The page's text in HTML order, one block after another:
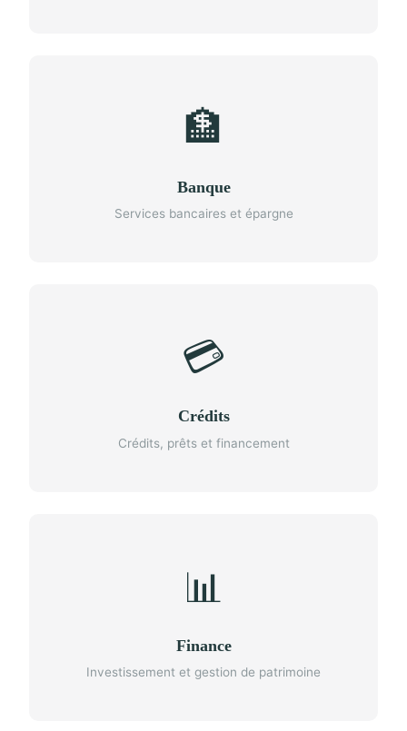
🏦
Banque
Services bancaires et épargne
💳
Crédits
Crédits, prêts et financement
📊
Finance
Investissement et gestion de patrimoine